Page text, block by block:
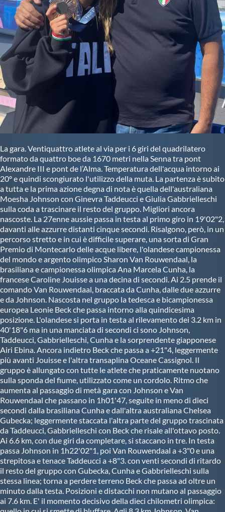
La gara. Ventiquattro atlete al via per i 6 giri del quadrilatero
formato da quattro boe da 1670 metri nella Senna tra pont
Alexandre III e pont de l’Alma. Temperatura dell'acqua intorno ai
20° e quindi scongiurato l'utilizzo della muta. La partenza è subito
a tutta e la prima azione degna di nota è quella dell'australiana
Moesha Johnson con Ginevra Taddeucci e Giulia Gabbrielleschi
sulla coda a trascinare il resto del gruppo. Migliori ancora
nascoste. La 27enne aussie passa in testa al primo giro in 19'02"2,
davanti alle azzurre distanti cinque secondi. Risalgono, però, in un
percorso stretto e in cui è difficile superare, una sorta di Gran
Premio di Montecarlo delle acque libere, l'olandese campionessa
del mondo e argento olimpico Sharon Van Rouwendaal, la
brasiliana e campionessa olimpica Ana Marcela Cunha, la
francese Caroline Jouisse a una decina di secondi. Ai 2.5 prende il
comando Van Rouwendaal, braccata da Cunha, dalle due azzurre
e da Johnson. Nascosta nel gruppo la tedesca e bicampionessa
europea Leonie Beck che passa intorno alla quindicesima
posizione. L'olandese si porta in testa al rilevamento dei 3.2 km in
40'18"6 ma in una manciata di secondi ci sono Johnson,
Taddeucci, Gabbrielleschi, Cunha e la sorprendente giapponese
Airi Ebina. Ancora indietro Beck che passa a +21"4, leggermente
più avanti Jouisse e l'altra transaplina Oceane Cassignol. Il
gruppo è allungato con tutte le atlete che praticamente nuotano
sulla sponda del fiume, utilizzato come un cordolo. Ritmo che
aumenta al passaggio di metà gara con Johnson e Van
Rouwendaal che passano in 1h01'47, seguite in meno di dieci
secondi dalla brasiliana Cunha e dall'altra australiana Chelsea
Gubecka; leggermente staccata l'altra parte del gruppo trascinata
da Taddeucci, Gabbrielleschi con Beck che risale all'ottavo posto.
Ai 6.6 km, con due giri da completare, si staccano in tre. In testa
passa Johnson in 1h22'02"1, poi Van Rouwendaal a +3"0 e una
strepitosa e tenace Taddeucci a +8"3. con venti secondi di ritardo
il resto del gruppo con Gubecka, Cunha e Gabbrielleschi sulla
stessa linea; torna a perdere terreno Beck che passa ad oltre un
minuto dalla testa. Posizioni e distacchi non mutano al passaggio
ai 7.6 km. E' il momento decisivo della dieci chilometri olimpica: